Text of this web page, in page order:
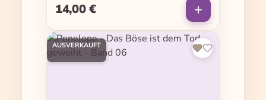
Regulärer Preis:
14,00 €
AUSVERKAUFT